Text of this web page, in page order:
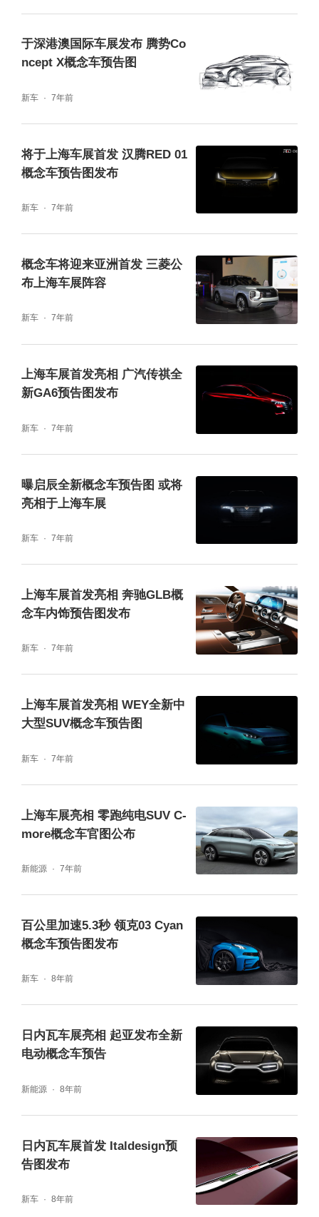
于深港澳国际车展发布 腾势Co
ncept X概念车预告图
新车 7年前
将于上海车展首发 汉腾RED 01
概念车预告图发布
新车 7年前
概念车将迎来亚洲首发 三菱公
布上海车展阵容
新车 7年前
上海车展首发亮相 广汽传祺全
新GA6预告图发布
新车 7年前
曝启辰全新概念车预告图 或将
亮相于上海车展
新车 7年前
上海车展首发亮相 奔驰GLB概
念车内饰预告图发布
新车 7年前
上海车展首发亮相 WEY全新中
大型SUV概念车预告图
新车 7年前
上海车展亮相 零跑纯电SUV C-
more概念车官图公布
新能源 7年前
百公里加速5.3秒 领克03 Cyan
概念车预告图发布
新车 8年前
日内瓦车展亮相 起亚发布全新
电动概念车预告
新能源 8年前
日内瓦车展首发 Italdesign预
告图发布
新车 8年前